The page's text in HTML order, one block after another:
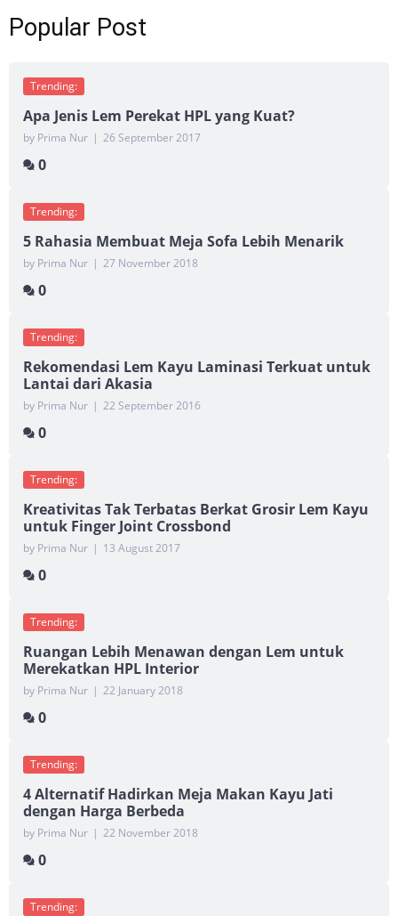
Popular Post
Trending:
Apa Jenis Lem Perekat HPL yang Kuat?
by Prima Nur | 26 September 2017
0
Trending:
5 Rahasia Membuat Meja Sofa Lebih Menarik
by Prima Nur | 27 November 2018
0
Trending:
Rekomendasi Lem Kayu Laminasi Terkuat untuk
Lantai dari Akasia
by Prima Nur | 22 September 2016
0
Trending:
Kreativitas Tak Terbatas Berkat Grosir Lem Kayu
untuk Finger Joint Crossbond
by Prima Nur | 13 August 2017
0
Trending:
Ruangan Lebih Menawan dengan Lem untuk
Merekatkan HPL Interior
by Prima Nur | 22 January 2018
0
Trending:
4 Alternatif Hadirkan Meja Makan Kayu Jati
dengan Harga Berbeda
by Prima Nur | 22 November 2018
0
Trending: